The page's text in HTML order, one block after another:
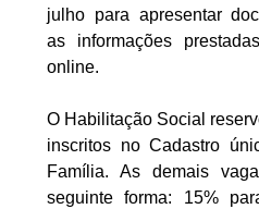
PSB marca
de agosto e deve
julho para apresentar
as informações
online.
O Habilitação Social
inscritos no Cadastro
Família. As demais
seguinte forma: 15%